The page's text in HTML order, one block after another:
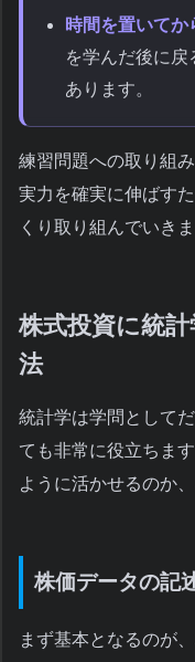
時間を置いてか
を学んだ後に戻
あります。
練習問題への取り組
実力を確実に伸ばす
くり取り組んでいきま
株式投資に統
法
統計学は学問としてだ
ても非常に役立ちま
ように活かせるのか
株価データの記
まず基本となるのが